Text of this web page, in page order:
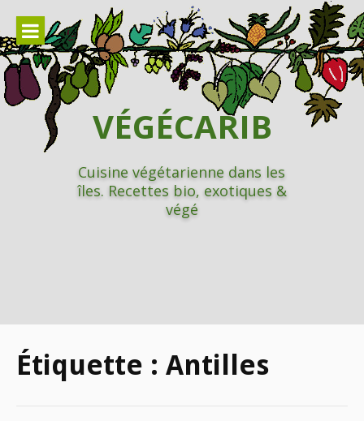
contenu
VÉGÉCARIB
Cuisine végétarienne dans les
îles. Recettes bio, exotiques &
végé
Étiquette : Antilles